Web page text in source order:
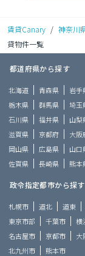
賃貸Canary / 神奈川
貸物件一覧
都道府県から探す
北海道 青森県 岩手
栃木県
群馬県 埼玉
石川県
福井県 山梨
滋賀県
京都府 大阪
岡山県
広島県 山口
佐賀県
長崎県 熊本
政令指定都市から探す
札幌市 道北 道東
東京市部
千葉市 横
名古屋市
京都市 大
北九州市
熊本市